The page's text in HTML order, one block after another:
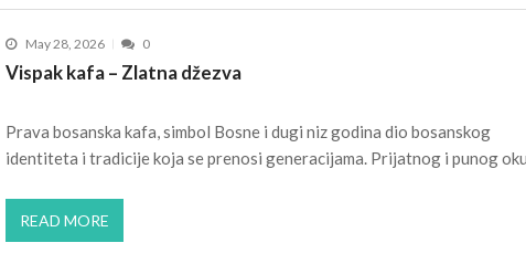
May 28, 2026 0
Vispak kafa – Zlatna džezva
Prava bosanska kafa, simbol Bosne i dugi niz godina dio bosanskog
identiteta i tradicije koja se prenosi generacijama. Prijatnog i punog
READ MORE